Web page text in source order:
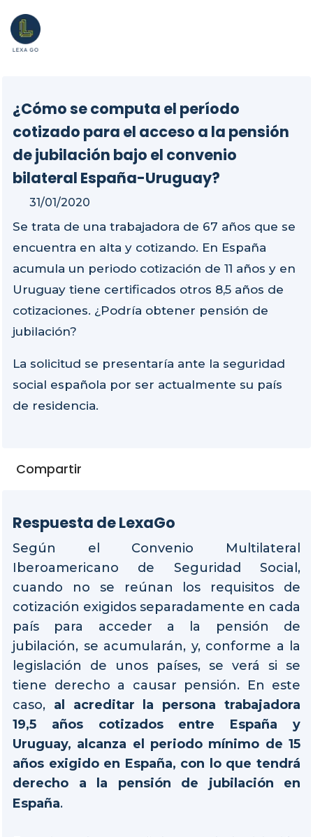
¿Cómo se computa el período
cotizado para el acceso a la pensión
de jubilación bajo el convenio
bilateral España-Uruguay?
31/01/2020
Se trata de una trabajadora de 67 años que se
encuentra en alta y cotizando. En España
acumula un periodo cotización de 11 años y en
Uruguay tiene certificados otros 8,5 años de
cotizaciones. ¿Podría obtener pensión de
jubilación?
La solicitud se presentaría ante la seguridad
social española por ser actualmente su país
de residencia.
Compartir
Respuesta de LexaGo
Según el Convenio Multilateral
Iberoamericano de Seguridad Social,
cuando no se reúnan los requisitos de
cotización exigidos separadamente en cada
país para acceder a la pensión de
jubilación, se acumularán, y, conforme a la
legislación de unos países, se verá si se
tiene derecho a causar pensión. En este
caso, al acreditar la persona trabajadora
19,5 años cotizados entre España y
Uruguay, alcanza el periodo mínimo de 15
años exigido en España, con lo que tendrá
derecho a la pensión de jubilación en
España.